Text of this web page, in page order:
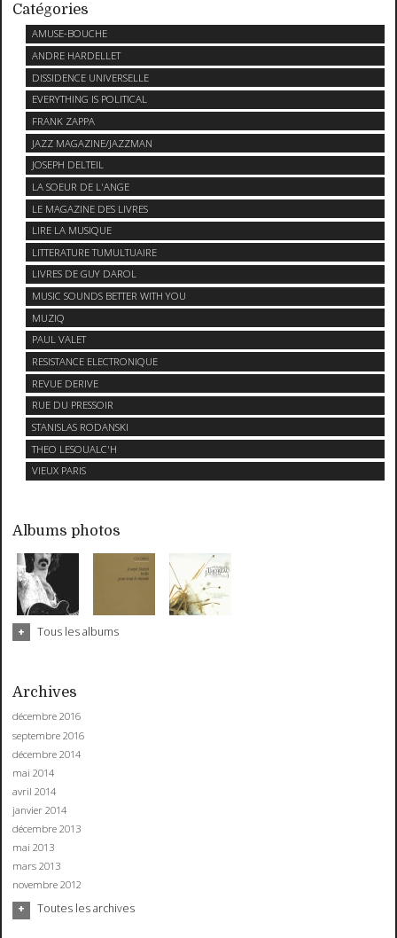
Catégories
AMUSE-BOUCHE
ANDRE HARDELLET
DISSIDENCE UNIVERSELLE
EVERYTHING IS POLITICAL
FRANK ZAPPA
JAZZ MAGAZINE/JAZZMAN
JOSEPH DELTEIL
LA SOEUR DE L'ANGE
LE MAGAZINE DES LIVRES
LIRE LA MUSIQUE
LITTERATURE TUMULTUAIRE
LIVRES DE GUY DAROL
MUSIC SOUNDS BETTER WITH YOU
MUZIQ
PAUL VALET
RESISTANCE ELECTRONIQUE
REVUE DERIVE
RUE DU PRESSOIR
STANISLAS RODANSKI
THEO LESOUALC'H
VIEUX PARIS
Albums photos
Tous les albums
Archives
décembre 2016
septembre 2016
décembre 2014
mai 2014
avril 2014
janvier 2014
décembre 2013
mai 2013
mars 2013
novembre 2012
Toutes les archives